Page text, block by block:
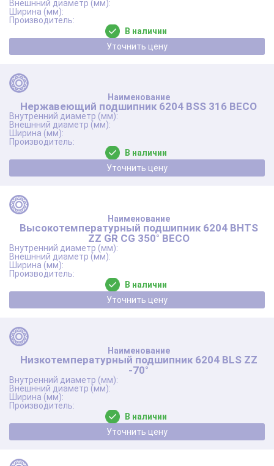
В наличии
Уточнить цену
Нержавеющий подшипник 6204 BSS 316 BECO
В наличии
Уточнить цену
Высокотемпературный подшипник 6204 BHTS
ZZ GR CG 350° BECO
В наличии
Уточнить цену
Низкотемпературный подшипник 6204 BLS ZZ
-70°
В наличии
Уточнить цену